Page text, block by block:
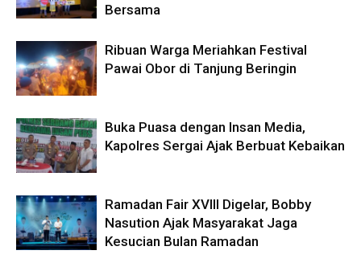
Bersama
Ribuan Warga Meriahkan Festival
Pawai Obor di Tanjung Beringin
Buka Puasa dengan Insan Media,
Kapolres Sergai Ajak Berbuat Kebaikan
Ramadan Fair XVIII Digelar, Bobby
Nasution Ajak Masyarakat Jaga
Kesucian Bulan Ramadan